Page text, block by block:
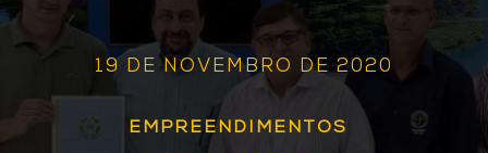
19 DE NOVEMBRO DE 2020
EMPREENDIMENTOS